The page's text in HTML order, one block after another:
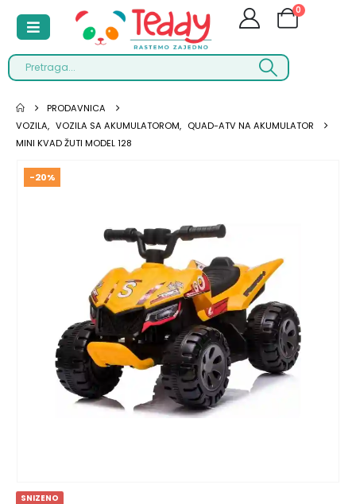
0
PRODAVNICA
VOZILA, VOZILA SA AKUMULATOROM, QUAD-ATV NA AKUMULATOR
MINI KVAD ŽUTI MODEL 128
-20%
SNIZENO